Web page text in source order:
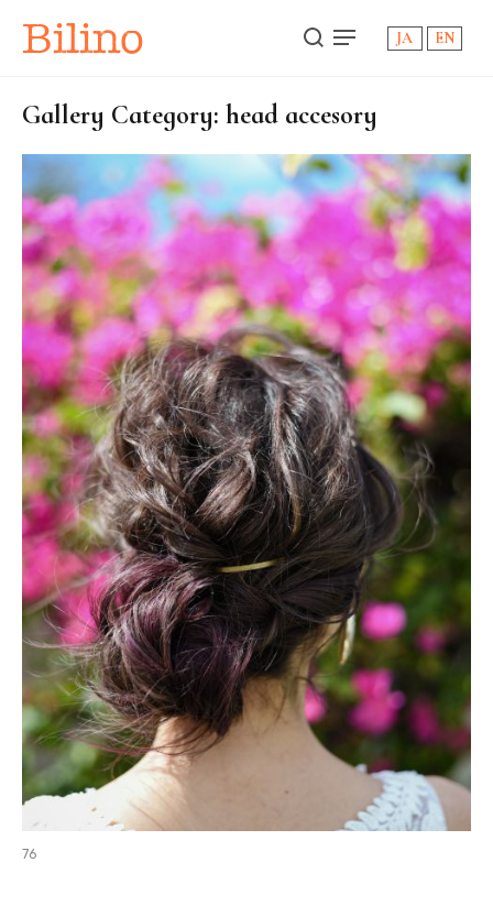
Bilino EN
JA
Gallery Category: head accesory
head accesory
76